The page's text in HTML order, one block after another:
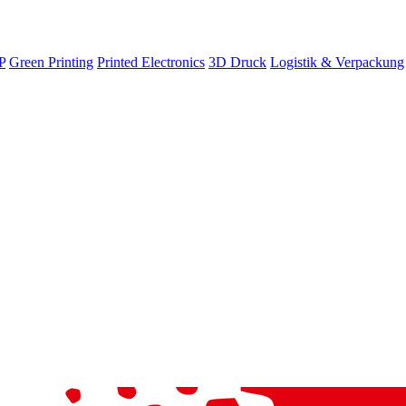
Green Printing Printed Electronics 3D Druck Logistik & Verpackung